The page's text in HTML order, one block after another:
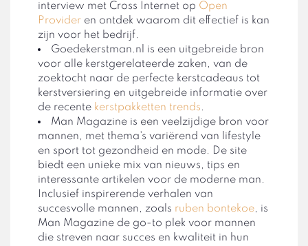
interview met Cross Internet op Open
Provider en ontdek waarom dit effectief is kan
zijn voor het bedrijf.
Goedekerstman.nl is een uitgebreide bron
voor alle kerstgerelateerde zaken, van de
zoektocht naar de perfecte kerstcadeaus tot
kerstversiering en uitgebreide informatie over
de recente kerstpakketten trends.
Man Magazine is een veelzijdige bron voor
mannen, met thema's variërend van lifestyle
en sport tot gezondheid en mode. De site
biedt een unieke mix van nieuws, tips en
interessante artikelen voor de moderne man.
Inclusief inspirerende verhalen van
succesvolle mannen, zoals ruben bontekoe, is
Man Magazine de go-to plek voor mannen
die streven naar succes en kwaliteit in hun